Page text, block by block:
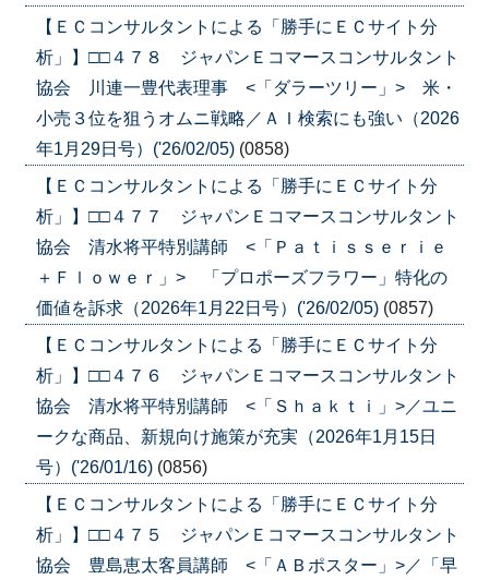
【ＥＣコンサルタントによる「勝手にＥＣサイト分
析」】□□４７８ ジャパンＥコマースコンサルタント
協会 川連一豊代表理事 <「ダラーツリー」> 米・
小売３位を狙うオムニ戦略／ＡＩ検索にも強い（2026
年1月29日号）('26/02/05) (0858)
【ＥＣコンサルタントによる「勝手にＥＣサイト分
析」】□□４７７ ジャパンＥコマースコンサルタント
協会 清水将平特別講師 <「Ｐａｔｉｓｓｅｒｉｅ
＋Ｆｌｏｗｅｒ」> 「プロポーズフラワー」特化の
価値を訴求（2026年1月22日号）('26/02/05) (0857)
【ＥＣコンサルタントによる「勝手にＥＣサイト分
析」】□□４７６ ジャパンＥコマースコンサルタント
協会 清水将平特別講師 <「Ｓｈａｋｔｉ」>／ユニ
ークな商品、新規向け施策が充実（2026年1月15日
号）('26/01/16) (0856)
【ＥＣコンサルタントによる「勝手にＥＣサイト分
析」】□□４７５ ジャパンＥコマースコンサルタント
協会 豊島恵太客員講師 <「ＡＢポスター」>／「早